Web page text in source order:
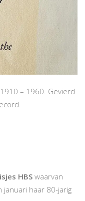
– 1960. Gevierd
HBS waarvan
januari haar 80-jarig